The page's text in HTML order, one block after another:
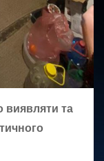
виявляти та